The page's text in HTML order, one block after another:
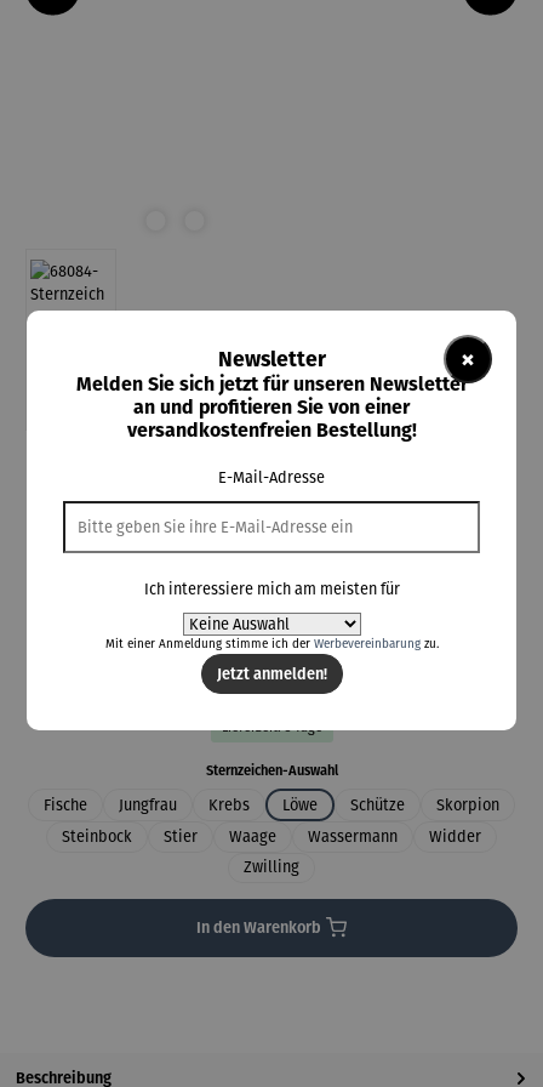
Triangel Schmuckdesign
Sternzeichen-Kette aus Silber
79,00 €
Preise inkl. MwSt. zzgl. Versandkosten
Lieferzeit: 5 Tage
Sternzeichen-Auswahlauswählen
Fische Jungfrau Krebs Löwe Schütze
Skorpion
Steinbock
Stier Waage Wassermann
Widder
Zwilling
In den Warenkorb
Beschreibung
×
Newsletter
Melden Sie sich jetzt für unseren Newsletter
an und profitieren Sie von einer
versandkostenfreien Bestellung!
E-Mail-Adresse
Ich interessiere mich am meisten für
Mit einer Anmeldung stimme ich der Werbevereinbarungzu.
Jetzt anmelden!